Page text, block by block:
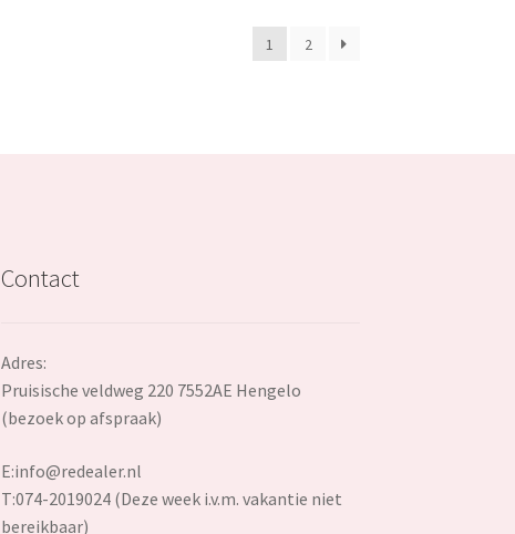
1 2
Contact
Adres:
Pruisische veldweg 220 7552AE Hengelo
(bezoek op afspraak)
E:info@redealer.nl
T:074-2019024 (Deze week i.v.m. vakantie niet
bereikbaar)